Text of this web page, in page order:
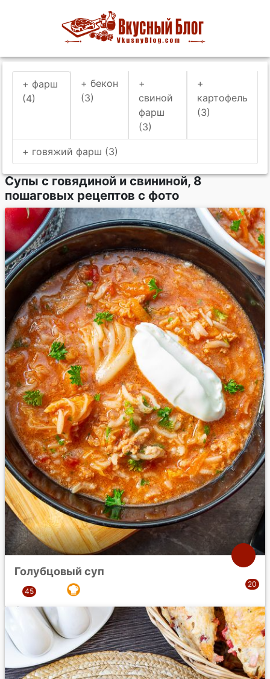
+ фарш
(4)
+ бекон
(3)
+
свиной
фарш
(3)
+
картофель
(3)
+ говяжий фарш (3)
Супы с говядиной и свининой, 8
пошаговых рецептов с фото
Голубцовый суп